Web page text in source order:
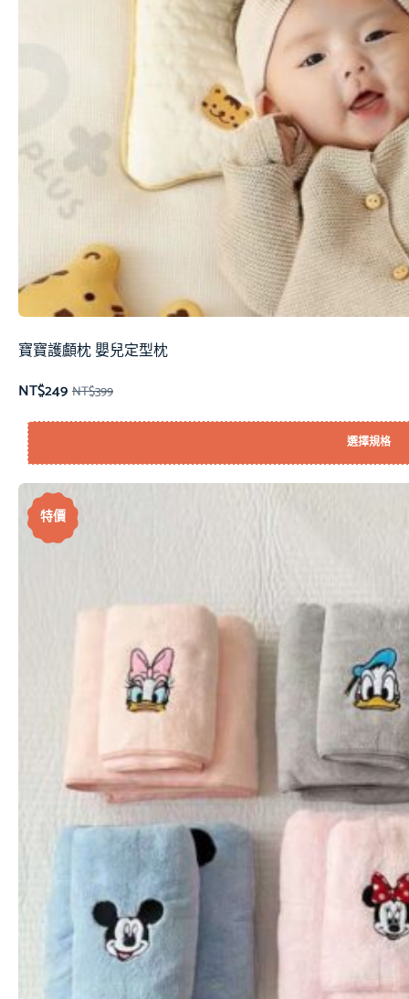
寶寶護顱枕 嬰兒定型枕
NT$399
NT$249
選擇規格
特價